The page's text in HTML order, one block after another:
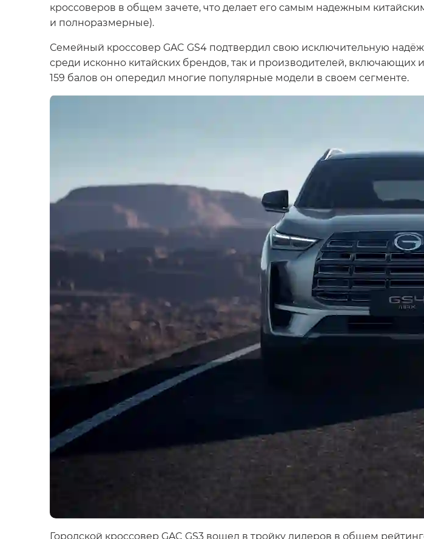
кроссоверов в общем зачете, что делает его самым надежным
и полноразмерные).
Семейный кроссовер GAC GS4 подтвердил свою исключительную
среди исконно китайских брендов, так и производителей,
159 балов он опередил многие популярные модели в своем сегменте.
Городской кроссовер GAC GS3 вошел в тройку лидеров в общем